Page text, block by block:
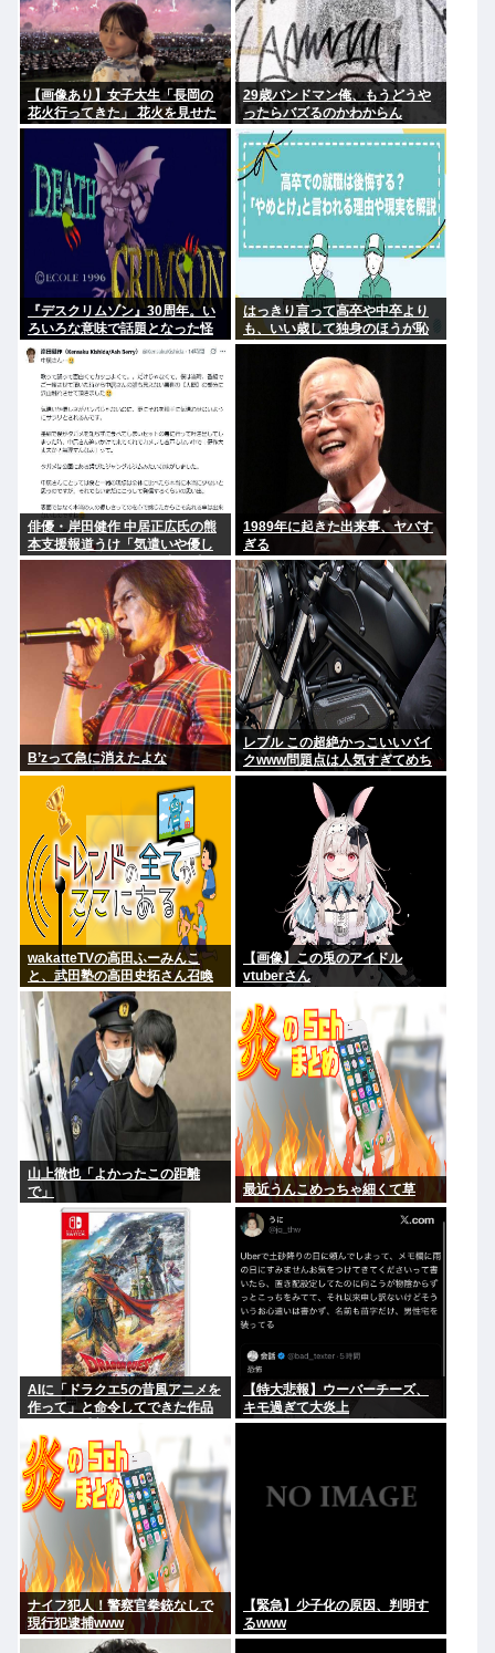
【画像あり】女子大生「長岡の
花火行ってきた」 花火を見せた
いのか自分を見せたいのかどっ
29歳バンドマン俺、もうどうや
ったらバズるのかわからん
『デスクリムゾン』30周年。い
ろいろな意味で話題となった怪
作ガンシューティング『デスク
リムゾン』の思い出
はっきり言って高卒や中卒より
も、いい歳して独身のほうが恥
ずかしいよな
俳優・岸田健作 中居正広氏の熊
本支援報道うけ「気遣いや優し
さがハンパじゃない」 中居氏と
の思い出を回顧
1989年に起きた出来事、ヤバす
ぎる
B’zって急に消えたよな
レブル この超絶かっこいいバイ
クwww問題点は人気すぎてめち
ゃくちゃ乗ってるやついるwww
wakatteTVの高田ふーみんこ
と、武田塾の高田史拓さん召喚
スレ
【画像】この兎のアイドル
vtuberさん
山上徹也「よかったこの距離
で」
最近うんこめっちゃ細くて草
AIに「ドラクエ5の昔風アニメを
作って」と命令してできた作品
【特大悲報】ウーバーチーズ、
キモ過ぎて大炎上
ナイフ犯人！警察官拳銃なしで
現行犯逮捕www
【緊急】少子化の原因、判明す
るwww